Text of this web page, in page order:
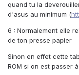
quand tu la
d'asus au minimum (
6 : Normalement elle
de ton presse papier
Sinon en effet cette
ROM si on est passer à